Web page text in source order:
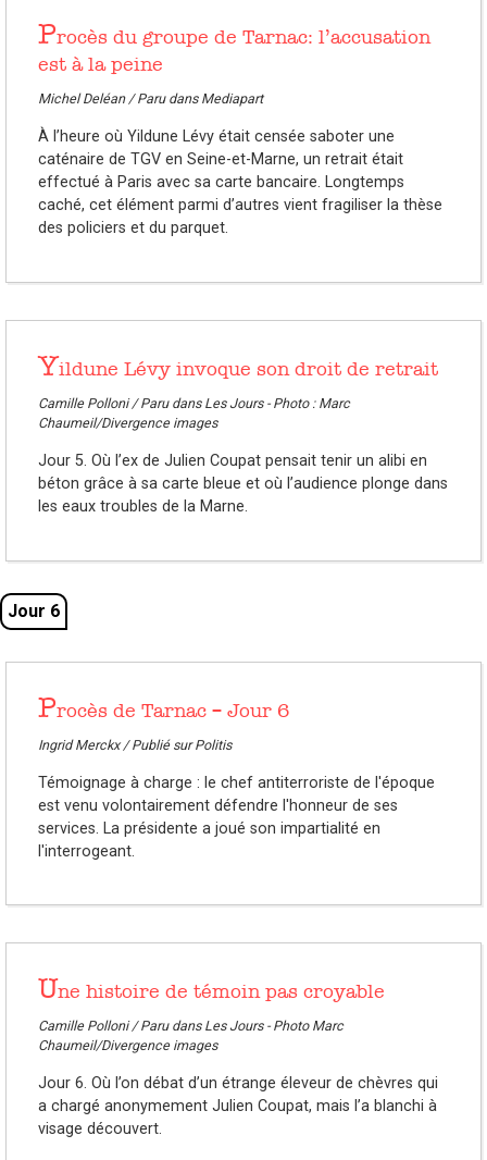
Procès du groupe de Tarnac: l’accusation
est à la peine
Michel Deléan / Paru dans Mediapart
À l’heure où Yildune Lévy était censée saboter une
caténaire de TGV en Seine-et-Marne, un retrait était
effectué à Paris avec sa carte bancaire. Longtemps
caché, cet élément parmi d’autres vient fragiliser la thèse
des policiers et du parquet.
Yildune Lévy invoque son droit de retrait
Camille Polloni / Paru dans Les Jours - Photo : Marc
Chaumeil/Divergence images
Jour 5. Où l’ex de Julien Coupat pensait tenir un alibi en
béton grâce à sa carte bleue et où l’audience plonge dans
les eaux troubles de la Marne.
Jour 6
Procès de Tarnac – Jour 6
Ingrid Merckx / Publié sur Politis
Témoignage à charge : le chef antiterroriste de l'époque
est venu volontairement défendre l'honneur de ses
services. La présidente a joué son impartialité en
l'interrogeant.
Une histoire de témoin pas croyable
Camille Polloni / Paru dans Les Jours - Photo Marc
Chaumeil/Divergence images
Jour 6. Où l’on débat d’un étrange éleveur de chèvres qui
a chargé anonymement Julien Coupat, mais l’a blanchi à
visage découvert.